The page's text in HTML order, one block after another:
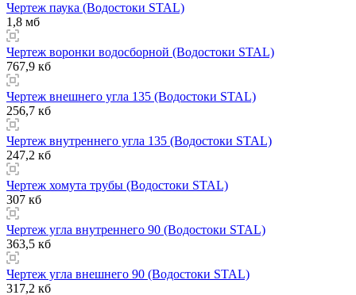
Чертеж паука (Водостоки STAL)
1,8 мб
Чертеж воронки водосборной (Водостоки STAL)
767,9 кб
Чертеж внешнего угла 135 (Водостоки STAL)
256,7 кб
Чертеж внутреннего угла 135 (Водостоки STAL)
247,2 кб
Чертеж хомута трубы (Водостоки STAL)
307 кб
Чертеж угла внутреннего 90 (Водостоки STAL)
363,5 кб
Чертеж угла внешнего 90 (Водостоки STAL)
317,2 кб